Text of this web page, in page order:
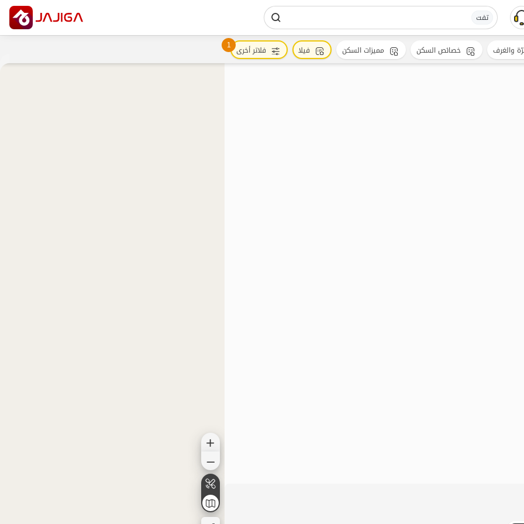
تفت
والغرف خصائص السكن مميزات السكن فيلا 1 فلاتر أخرى